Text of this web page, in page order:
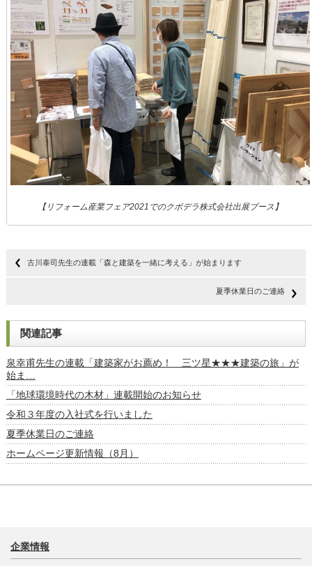
【リフォーム産業フェア2021でのクボデラ株式会社出展ブース】
古川泰司先生の連載「森と建築を一緒に考える」が始まります
夏季休業日のご連絡
関連記事
泉幸甫先生の連載「建築家がお薦め！ 三ツ星★★★建築の旅」が
始ま…
「地球環境時代の木材」連載開始のお知らせ
令和３年度の入社式を行いました
夏季休業日のご連絡
ホームページ更新情報（8月）
企業情報